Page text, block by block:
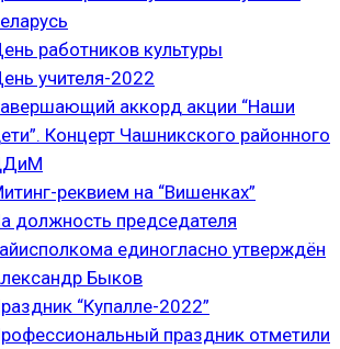
работников культуры
учителя-2022
аккорд акции “Наши
Концерт Чашникского районного
реквием на “Вишенках”
должность председателя
единогласно утверждён
Быков
“Купалле-2022”
праздник отметили